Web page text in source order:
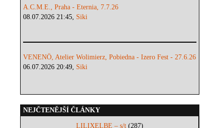
A.C.M.E., Praha - Eternia, 7.7.26
08.07.2026 21:45, Siki
VENENÖ, Atelier Wolimierz, Pobiedna - Izero Fest - 27.6.26
06.07.2026 20:49, Siki
NEJČTENĚJŠÍ ČLÁNKY
LILIXELBE – s/t(287)